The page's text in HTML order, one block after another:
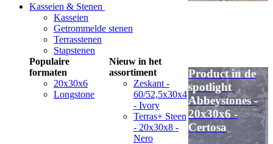
Kasseien & Stenen
Kasseien
Getrommelde stenen
Terrasstenen
Stapstenen
Populaire
formaten
20x30x6
Longstone
Nieuw in het
assortiment
Zeskant -
60/52,5x30x4
- Ivory
Terras+ Steen
- 20x30x8 -
Nero
Product in de
spotlight
Abbeystones -
20x30x6 -
Certosa